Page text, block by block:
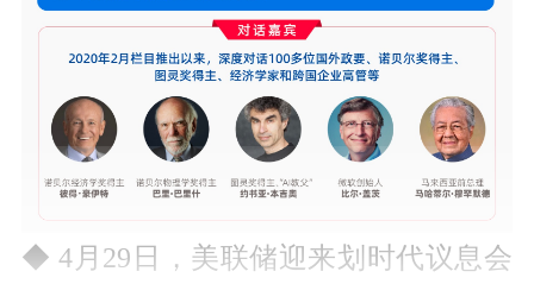
◆ 4月29日，美联储迎来划时代议息会